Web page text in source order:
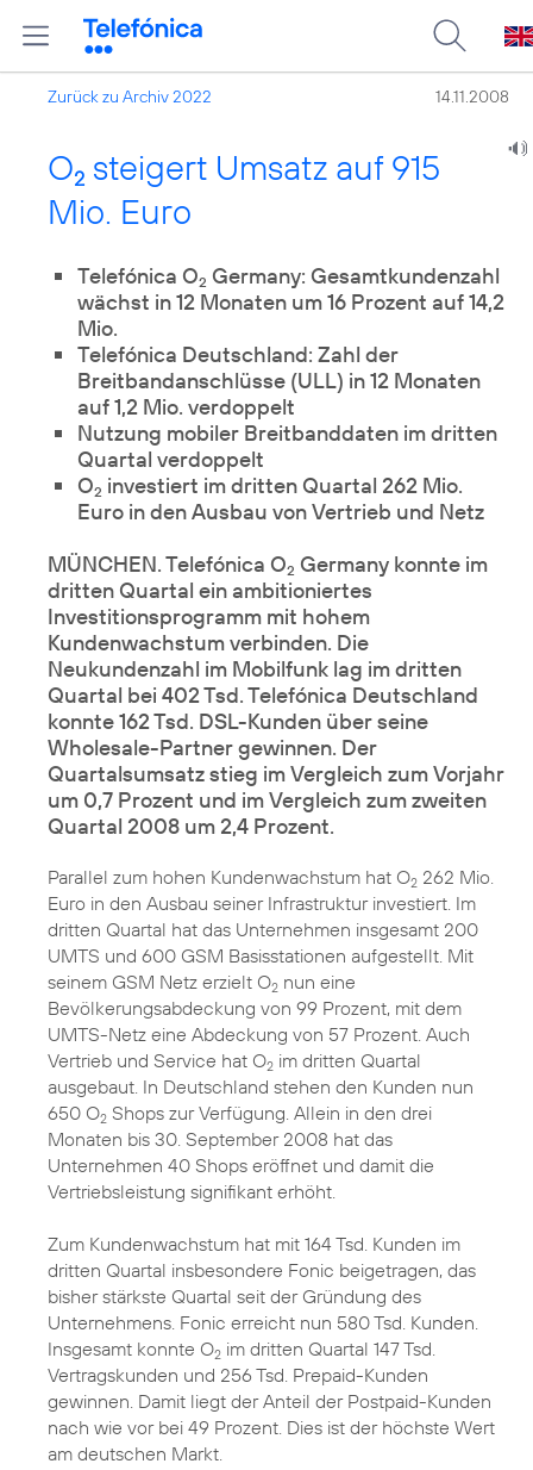
Zurück zu Archiv 2022 14.11.2008
O2 steigert Umsatz auf 915
Mio. Euro
Telefónica O2 Germany: Gesamtkundenzahl
wächst in 12 Monaten um 16 Prozent auf 14,2
Mio.
Telefónica Deutschland: Zahl der
Breitbandanschlüsse (ULL) in 12 Monaten
auf 1,2 Mio. verdoppelt
Nutzung mobiler Breitbanddaten im dritten
Quartal verdoppelt
O2 investiert im dritten Quartal 262 Mio.
Euro in den Ausbau von Vertrieb und Netz
MÜNCHEN. Telefónica O2 Germany konnte im
dritten Quartal ein ambitioniertes
Investitionsprogramm mit hohem
Kundenwachstum verbinden. Die
Neukundenzahl im Mobilfunk lag im dritten
Quartal bei 402 Tsd. Telefónica Deutschland
konnte 162 Tsd. DSL-Kunden über seine
Wholesale-Partner gewinnen. Der
Quartalsumsatz stieg im Vergleich zum Vorjahr
um 0,7 Prozent und im Vergleich zum zweiten
Quartal 2008 um 2,4 Prozent.
Parallel zum hohen Kundenwachstum hat O2 262 Mio.
Euro in den Ausbau seiner Infrastruktur investiert. Im
dritten Quartal hat das Unternehmen insgesamt 200
UMTS und 600 GSM Basisstationen aufgestellt. Mit
seinem GSM Netz erzielt O2 nun eine
Bevölkerungsabdeckung von 99 Prozent, mit dem
UMTS-Netz eine Abdeckung von 57 Prozent. Auch
Vertrieb und Service hat O2 im dritten Quartal
ausgebaut. In Deutschland stehen den Kunden nun
650 O2 Shops zur Verfügung. Allein in den drei
Monaten bis 30. September 2008 hat das
Unternehmen 40 Shops eröffnet und damit die
Vertriebsleistung signifikant erhöht.
Zum Kundenwachstum hat mit 164 Tsd. Kunden im
dritten Quartal insbesondere Fonic beigetragen, das
bisher stärkste Quartal seit der Gründung des
Unternehmens. Fonic erreicht nun 580 Tsd. Kunden.
Insgesamt konnte O2 im dritten Quartal 147 Tsd.
Vertragskunden und 256 Tsd. Prepaid-Kunden
gewinnen. Damit liegt der Anteil der Postpaid-Kunden
nach wie vor bei 49 Prozent. Dies ist der höchste Wert
am deutschen Markt.